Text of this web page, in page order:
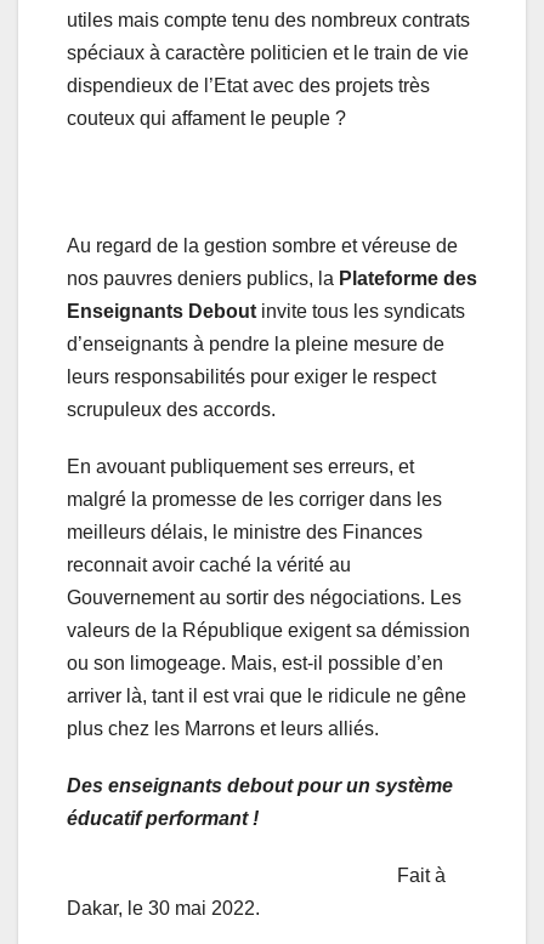
utiles mais compte tenu des nombreux contrats
spéciaux à caractère politicien et le train de vie
dispendieux de l’Etat avec des projets très
couteux qui affament le peuple ?
Au regard de la gestion sombre et véreuse de
nos pauvres deniers publics, la Plateforme des
Enseignants Debout invite tous les syndicats
d’enseignants à pendre la pleine mesure de
leurs responsabilités pour exiger le respect
scrupuleux des accords.
En avouant publiquement ses erreurs, et
malgré la promesse de les corriger dans les
meilleurs délais, le ministre des Finances
reconnait avoir caché la vérité au
Gouvernement au sortir des négociations. Les
valeurs de la République exigent sa démission
ou son limogeage. Mais, est-il possible d’en
arriver là, tant il est vrai que le ridicule ne gêne
plus chez les Marrons et leurs alliés.
Des enseignants debout pour un système
éducatif performant !
Fait à
Dakar, le 30 mai 2022.